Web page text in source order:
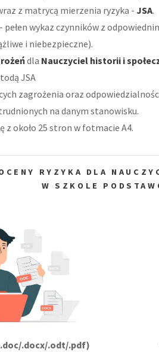
z matrycą mierzenia ryzyka -JSA.
wykaz czynników z
i niebezpieczne).
dla Nauczyciel historii i
JSA
zagrożenia oraz
na danym stanowisku.
z około 25 stron w fotmacie A4.
RYZYKA DLA
W SZKOLE
.docx/.odt/.pdf)